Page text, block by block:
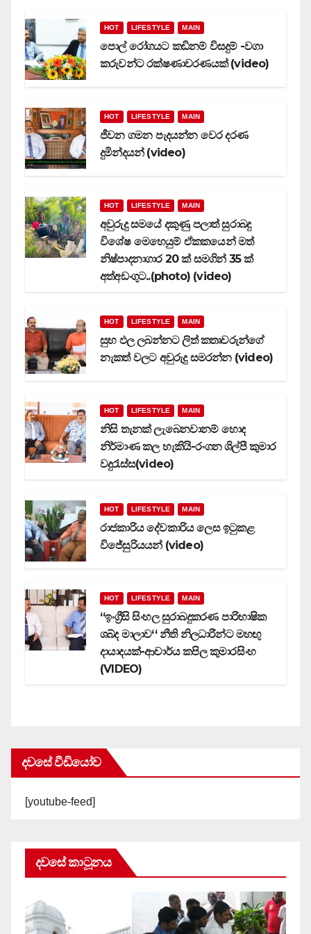
HOT LIFESTYLE MAIN
පොල් රෝගයට කඩිනම් විසදුම් -වගා
කරුවන්ට රක්ෂණාවරණයක් (video)
HOT LIFESTYLE MAIN
ජීවන ගමන පැදයන්න වෙර දරණ
දුමින්දයන් (video)
HOT LIFESTYLE MAIN
අවුරුදු සමයේ දකුණු පලාත් සුරාබදු
විශේෂ මෙහෙයුම් ඒකකයෙන් මත්
නිෂ්පාදනාගාර 20 ක් සමගින් 35 ක්
අත්අඩංගුට..(photo) (video)
HOT LIFESTYLE MAIN
සුභ ඵල ලබන්නට ලිත් කතෘවරුන්ගේ
නැකත් වලට අවුරුදු සමරන්න (video)
HOT LIFESTYLE MAIN
නිසි තැනක් ලැබෙනවානම් හොද
නිර්මාණ කල හැකියි-රංගන ශිල්පී කුමාර
වදුරැස්ස(video)
HOT LIFESTYLE MAIN
රාජකාරිය දේවකාරිය ලෙස ඉටුකළ
විජේසුරියයන් (video)
HOT LIFESTYLE MAIN
‘‘ඉංග්‍රීසි සිංහල සුරාබදුකරණ පාරිභාෂික
ශබ්ද මාලාව‘‘ නීති නිලධාරීන්ට මහඟු
දායාදයක්-ආචාර්ය කපිල කුමාරසිංහ
(VIDEO)
දවසේ වීඩියෝව
[youtube-feed]
දවසේ කාටූනය